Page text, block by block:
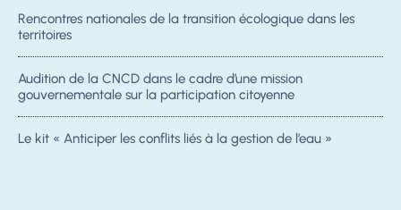
Rencontres nationales de la transition écologique dans les
territoires
Audition de la CNCD dans le cadre d’une mission
gouvernementale sur la participation citoyenne
Le kit « Anticiper les conflits liés à la gestion de l’eau »